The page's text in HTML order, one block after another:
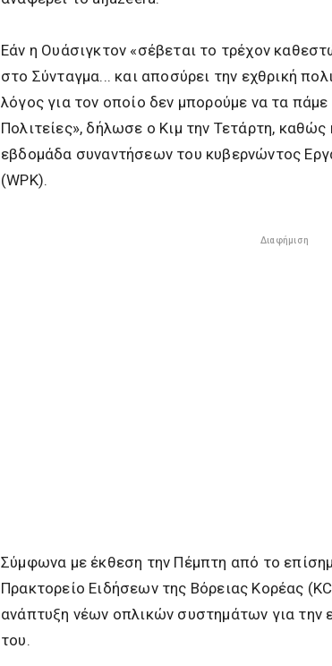
Εάν η Ουάσιγκτον «σέβεται το τρέχον
στο Σύνταγμα... και αποσύρει την εχθρική
λόγος για τον οποίο δεν μπορούμε να τα
Πολιτείες», δήλωσε ο Κιμ την Τετάρτη,
εβδομάδα συναντήσεων του κυβερνώντος
(WPK).
Διαφήμιση
Σύμφωνα με έκθεση την Πέμπτη από το
Πρακτορείο Ειδήσεων της Βόρειας Κορέας
ανάπτυξη νέων οπλικών συστημάτων για την
του.